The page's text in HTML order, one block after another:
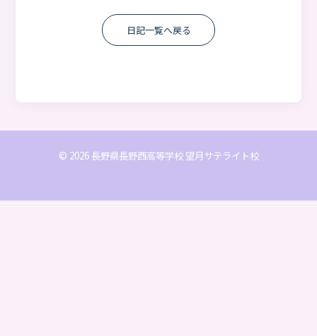
日記一覧へ戻る
© 2026 長野県長野西高等学校 望月サテライト校